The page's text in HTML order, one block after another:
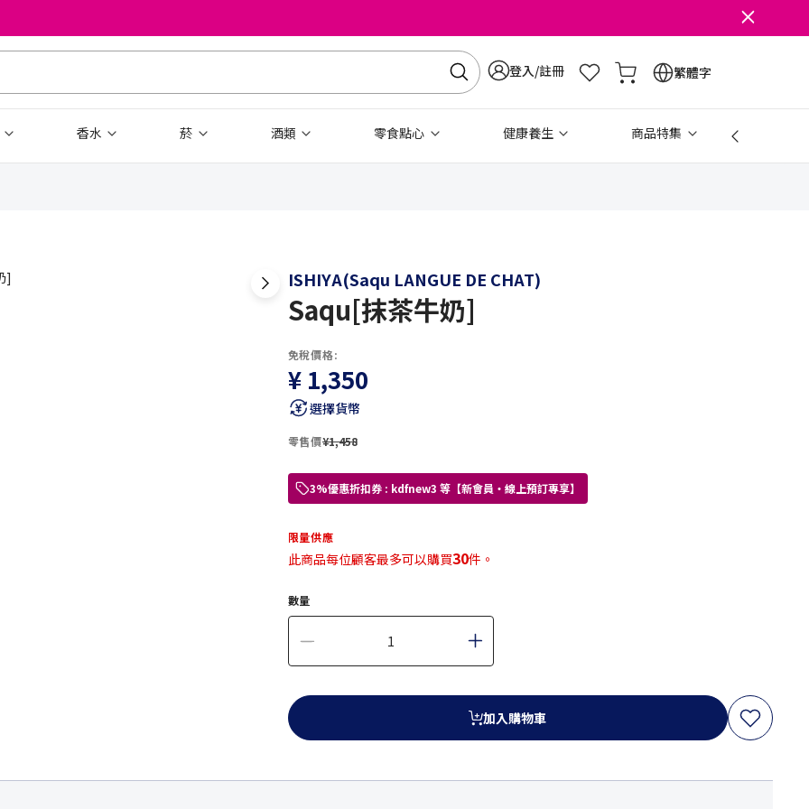
登入/註冊 繁體字
香水 菸 酒類 零食點心 健康養生 商品特集
ISHIYA(Saqu LANGUE DE CHAT)
Saqu[抹茶牛奶]
免稅價格:
¥ 1,350
選擇貨幣
零售價¥1,458
3%優惠折扣券 : kdfnew3 等【新會員・線上預訂專享】
限量供應
此商品每位顧客最多可以購買30件。
數量
加入購物車